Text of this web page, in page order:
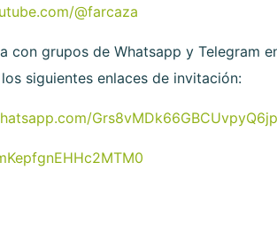
@farcaza
con grupos de Whatsapp y
siguientes enlaces de invitación: